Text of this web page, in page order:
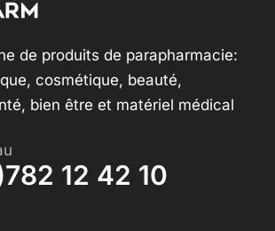
de produits de parapharmacie:
cosmétique, beauté,
bien être et matériel médical
12 42 10